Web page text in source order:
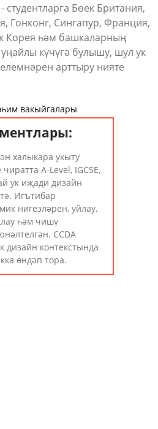
студентларга Бөек Британия,
Гонконг, Сингапур, Франция,
Корея һәм башкаларның
күчүгә булышу, шул ук
арттыру нияте
халыкара укыту
A-Level, IGCSE,
ук ​​иҗади дизайн
Игътибар
нигезләрен, уйлау,
һәм чишү
CCDA
дизайн контекстында
өндәп тора.